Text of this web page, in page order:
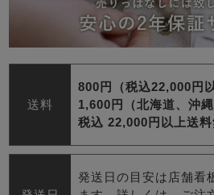
送料
800円（税込22,000円
1,600円（北海道、沖
税込 22,000円以上送料
発送日の目安は店舗看